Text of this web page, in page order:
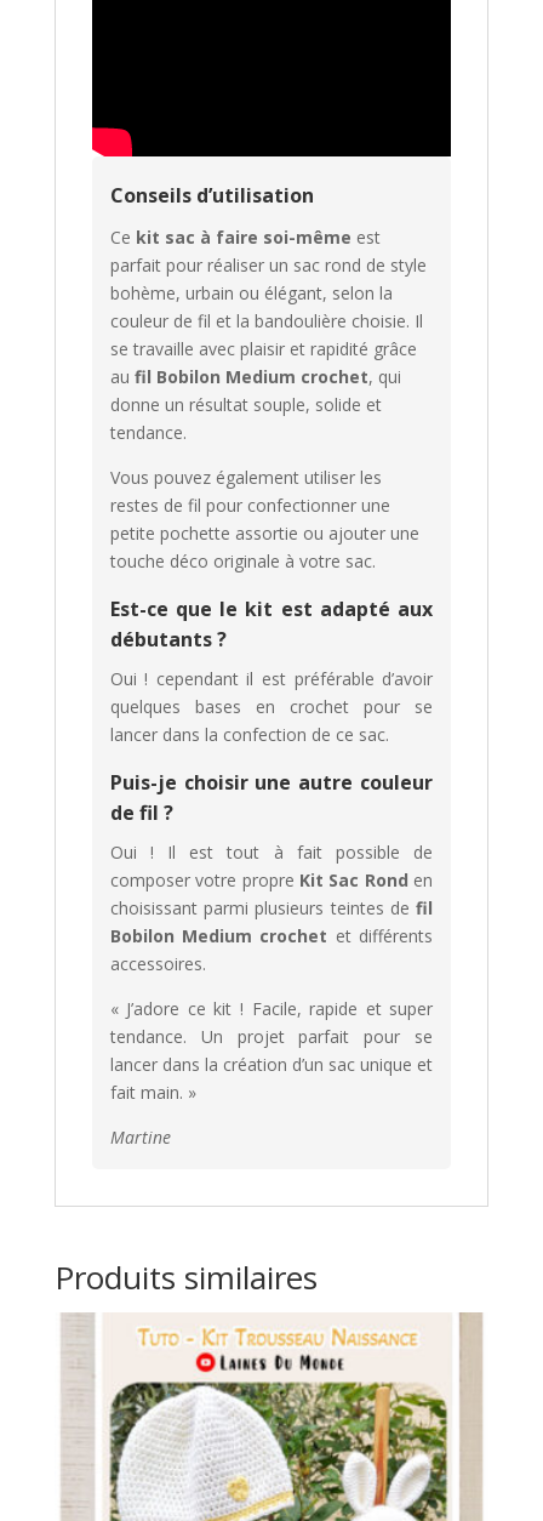
Conseils d’utilisation
Ce kit sac à faire soi-même est
parfait pour réaliser un sac rond de style
bohème, urbain ou élégant, selon la
couleur de fil et la bandoulière choisie. Il
se travaille avec plaisir et rapidité grâce
au fil Bobilon Medium crochet, qui
donne un résultat souple, solide et
tendance.
Vous pouvez également utiliser les
restes de fil pour confectionner une
petite pochette assortie ou ajouter une
touche déco originale à votre sac.
Est-ce que le kit est adapté aux
débutants ?
Oui ! cependant il est préférable d’avoir
quelques bases en crochet pour se
lancer dans la confection de ce sac.
Puis-je choisir une autre couleur
de fil ?
Oui ! Il est tout à fait possible de
composer votre propre Kit Sac Rond en
choisissant parmi plusieurs teintes defil
Bobilon Medium crochet et différents
accessoires.
« J’adore ce kit ! Facile, rapide et super
tendance. Un projet parfait pour se
lancer dans la création d’un sac unique et
fait main. »
Martine
Produits similaires